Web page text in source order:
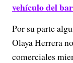
vehículo del
Por su parte
Olaya Herrera
comerciales